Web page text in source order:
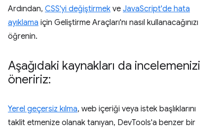
Ardından, CSS'yi değiştirmek ve JavaScript'de hata
ayıklama için Geliştirme Araçları'nı nasıl kullanacağınızı
öğrenin.
Aşağıdaki kaynakları da incelemenizi
öneririz:
Yerel geçersiz kılma, web içeriği veya istek başlıklarını
taklit etmenize olanak tanıyan, DevTools'a benzer bir